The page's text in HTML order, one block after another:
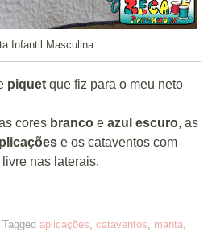
Infantil Masculina
piquet que fiz para o meu neto
cores branco e azul escuro, as
e os cataventos com
livre nas laterais.
Tagged aplicações cataventos manta